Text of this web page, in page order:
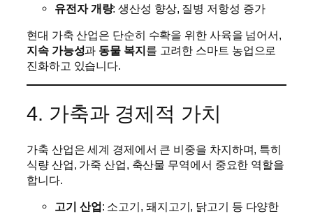
유전자 개량: 생산성 향상, 질병 저항성 증가
현대 가축 산업은 단순히 수확을 위한 사육을 넘어서,
지속 가능성과 동물 복지를 고려한 스마트 농업으로
진화하고 있습니다.
4. 가축과 경제적 가치
가축 산업은 세계 경제에서 큰 비중을 차지하며, 특히
식량 산업, 가죽 산업, 축산물 무역에서 중요한 역할을
합니다.
고기 산업: 소고기, 돼지고기, 닭고기 등 다양한